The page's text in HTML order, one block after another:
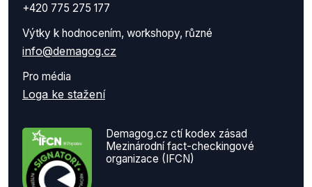
+420 775 275 177
Výtky k hodnocením, workshopy, různé
info@demagog.cz
Pro média
Loga ke stažení
Demagog.cz ctí kodex zásad
Mezinárodní fact-checkingové
organizace (IFCN)